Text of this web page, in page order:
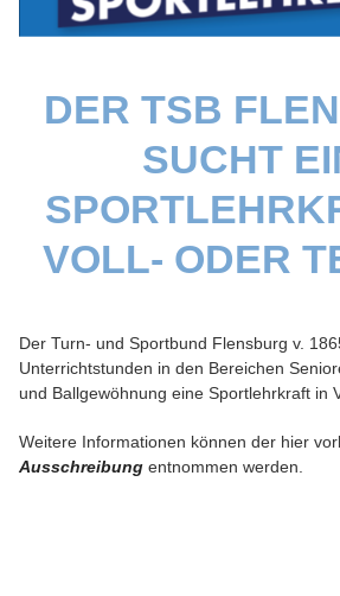
RICHTLINIEN
KONTAKT
DER TSB
SUCHT
VOLL- ODER
Der Turn- und Sportbund Flensburg v.
Unterrichtstunden in den Bereichen
und Ballgewöhnung eine Sportlehrkraft in
Weitere Informationen können der hier
Ausschreibung entnommen werden.